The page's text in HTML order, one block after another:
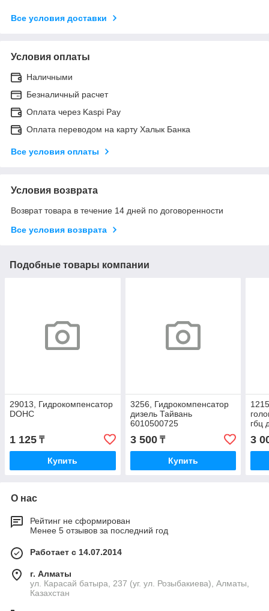
Все условия доставки
Условия оплаты
Наличными
Безналичный расчет
Оплата через Kaspi Pay
Оплата переводом на карту Халык Банка
Все условия оплаты
Условия возврата
Возврат товара в течение 14 дней по договоренности
Все условия возврата
Подобные товары компании
29013, Гидрокомпенсатор
DOHC
1 125 ₸
Купить
3256, Гидрокомпенсатор
дизель Тайвань
6010500725
3 500₸
Купить
гбц
3
О нас
Рейтинг не сформирован
Менее 5 отзывов за последний год
Работает с 14.07.2014
г. Алматы
ул. Карасай батыра, 237 (уг. ул. Розыбакиева), Алматы,
Казахстан